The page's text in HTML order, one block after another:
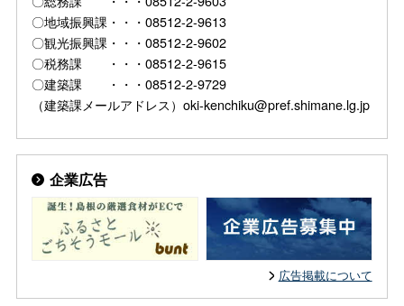
〇地域振興課・・・08512-2-9613
〇観光振興課・・・08512-2-9602
〇税務課 ・・・08512-2-9615
〇建築課 ・・・08512-2-9729
（建築課メールアドレス）oki-kenchiku@pref.shimane.lg.jp
企業広告
広告掲載について